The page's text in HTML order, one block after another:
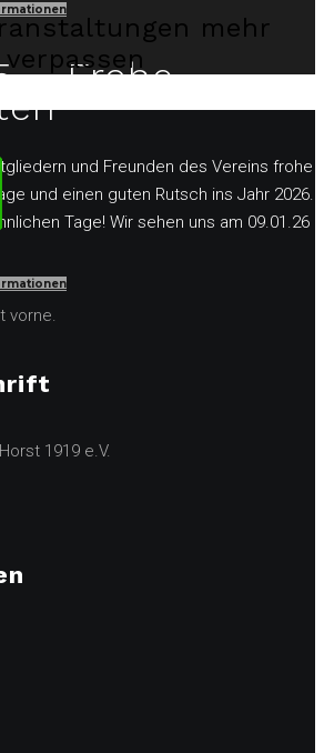
– Frohe
und Freunden des Vereins frohe
und einen guten Rutsch ins Jahr 2026.
Tage! Wir sehen uns am 09.01.26
mehr
verpassen
vorne.
1919 e.V.